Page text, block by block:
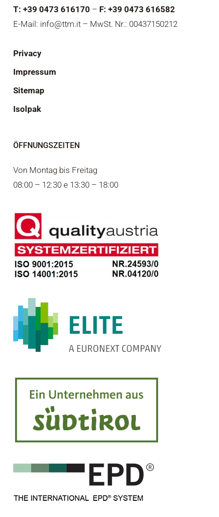
T: +39 0473 616170 – F: +39 0473 616582
E-Mail: info@ttm.it – MwSt. Nr.: 00437150212
Privacy
Impressum
Sitemap
Isolpak
ÖFFNUNGSZEITEN
Von Montag bis Freitag
08:00 – 12:30 e 13:30 – 18:00